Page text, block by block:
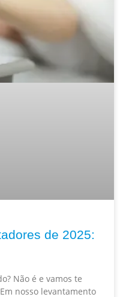
de 2025:
Não é e vamos te
nosso levantamento